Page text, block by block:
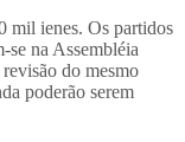
mil ienes. Os partidos
na Assembléia
do mesmo
poderão serem